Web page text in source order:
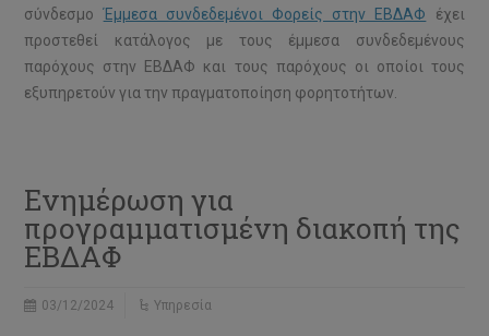
σύνδεσμοΈμμεσα συνδεδεμένοι Φορείς στην ΕΒΔΑΦ έχει
προστεθεί κατάλογος με τους έμμεσα συνδεδεμένους
παρόχους στην ΕΒΔΑΦ και τους παρόχους οι οποίοι τους
εξυπηρετούν για την πραγματοποίηση φορητοτήτων.
Ενημέρωση για
προγραμματισμένη διακοπή της
ΕΒΔΑΦ
03/12/2024 Υπηρεσία